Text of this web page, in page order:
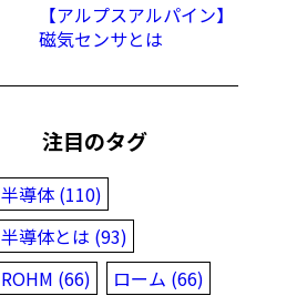
【アルプスアルパイン】
磁気センサとは
注目のタグ
半導体 (110)
半導体とは (93)
ROHM (66)
ローム (66)